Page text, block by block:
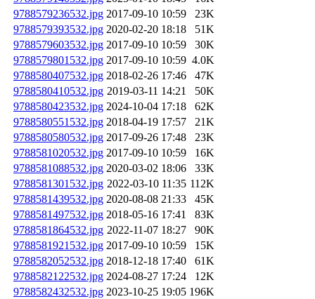
9788579236532.jpg 2017-09-10 10:59
23K
9788579393532.jpg 2020-02-20 18:18
51K
9788579603532.jpg 2017-09-10 10:59
30K
9788579801532.jpg 2017-09-10 10:59 4.0K
9788580407532.jpg 2018-02-26 17:46
47K
9788580410532.jpg 2019-03-11 14:21
50K
9788580423532.jpg 2024-10-04 17:18
62K
9788580551532.jpg 2018-04-19 17:57
21K
9788580580532.jpg 2017-09-26 17:48
23K
9788581020532.jpg 2017-09-10 10:59
16K
9788581088532.jpg 2020-03-02 18:06
33K
9788581301532.jpg 2022-03-10 11:35 112K
9788581439532.jpg 2020-08-08 21:33
45K
9788581497532.jpg 2018-05-16 17:41
83K
9788581864532.jpg 2022-11-07 18:27
90K
9788581921532.jpg 2017-09-10 10:59
15K
9788582052532.jpg 2018-12-18 17:40
61K
9788582122532.jpg 2024-08-27 17:24
12K
9788582432532.jpg 2023-10-25 19:05 196K